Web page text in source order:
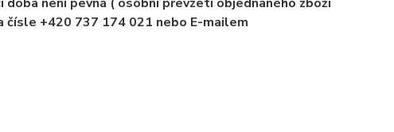
+420 737 174 021 nebo E-mailem